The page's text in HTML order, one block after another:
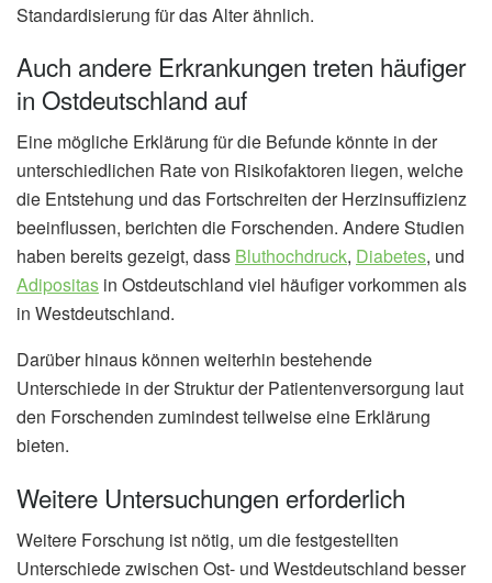
Standardisierung für das Alter ähnlich.
Auch andere Erkrankungen treten häufiger
in Ostdeutschland auf
Eine mögliche Erklärung für die Befunde könnte in der
unterschiedlichen Rate von Risikofaktoren liegen, welche
die Entstehung und das Fortschreiten der Herzinsuffizienz
beeinflussen, berichten die Forschenden. Andere Studien
haben bereits gezeigt, dass Bluthochdruck, Diabetes, und
Adipositas in Ostdeutschland viel häufiger vorkommen als
in Westdeutschland.
Darüber hinaus können weiterhin bestehende
Unterschiede in der Struktur der Patientenversorgung laut
den Forschenden zumindest teilweise eine Erklärung
bieten.
Weitere Untersuchungen erforderlich
Weitere Forschung ist nötig, um die festgestellten
Unterschiede zwischen Ost- und Westdeutschland besser